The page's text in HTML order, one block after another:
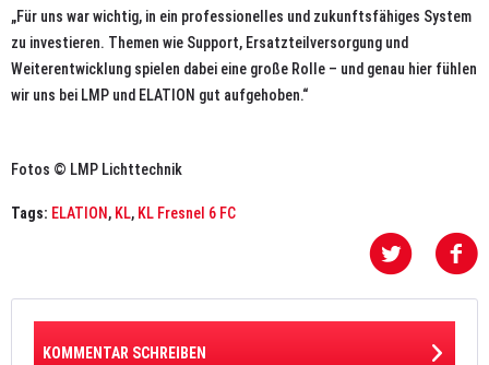
„Für uns war wichtig, in ein professionelles und zukunftsfähiges System
zu investieren. Themen wie Support, Ersatzteilversorgung und
Weiterentwicklung spielen dabei eine große Rolle – und genau hier fühlen
wir uns bei LMP und ELATION gut aufgehoben.“
Fotos © LMP Lichttechnik
Tags: ELATION , KL, KL Fresnel 6 FC
KOMMENTAR SCHREIBEN